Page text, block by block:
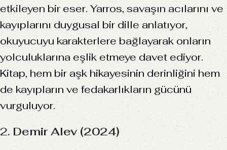
etkileyen bir eser. Yarros, savaşın acılarını ve
kayıplarını duygusal bir dille anlatıyor,
okuyucuyu karakterlere bağlayarak onların
yolculuklarına eşlik etmeye davet ediyor.
Kitap, hem bir aşk hikayesinin derinliğini hem
de kayıpların ve fedakarlıkların gücünü
vurguluyor.
2. Demir Alev (2024)